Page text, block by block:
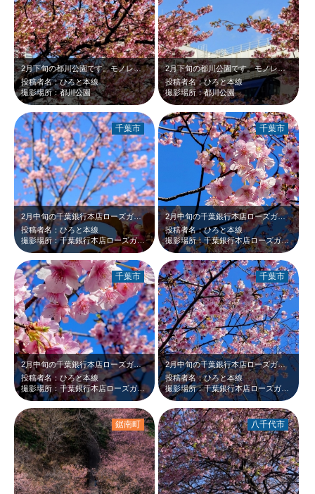
2月下旬の都川公園です。モノレール県庁前駅に到着するアーバンライナーと河津桜の…
投稿者名：ひろと本線
撮影場所：都川公園
2月下旬の都川公園です。モノレール県庁前駅に到着するアーバンライナーと河津桜の…
投稿者名：ひろと本線
撮影場所：都川公園
2月中旬の千葉銀行本店ローズガーデンです。河津桜の足元にサザンカが咲いていたの…
投稿者名：ひろと本線
撮影場所：千葉銀行本店ローズガーデン
千葉市
2月中旬の千葉銀行本店ローズガーデンです。この時期やはりバラは咲いてなく、河津…
投稿者名：ひろと本線
撮影場所：千葉銀行本店ローズガーデン
千葉市
2月中旬の千葉銀行本店ローズガーデンです。この時期バラは咲いてなく、河津桜が咲…
投稿者名：ひろと本線
撮影場所：千葉銀行本店ローズガーデン
千葉市
2月中旬の千葉銀行本店ローズガーデンです。この時期、やはりバラは咲いてなく、河…
投稿者名：ひろと本線
撮影場所：千葉銀行本店ローズガーデン
千葉市
鋸南町 八千代市